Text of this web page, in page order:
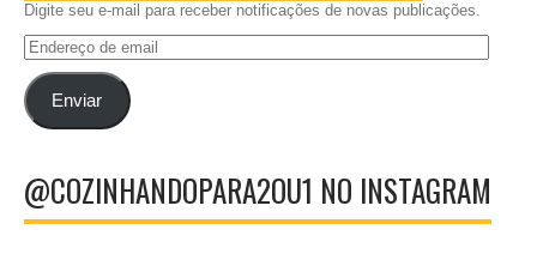
Digite seu e-mail para receber notificações de novas publicações.
Endereço
emailEnviar
@COZINHANDOPARA2OU1 NO INSTAGRAM